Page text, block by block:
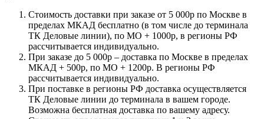
Стоимость доставки при заказе от 5 000р по Москве в
пределах МКАД бесплатно (в том числе до терминала
ТК Деловые линии), по МО + 1000р, в регионы РФ
рассчитывается индивидуально.
При заказе до 5 000р – доставка по Москве в пределах
МКАД + 500р, по МО + 1200р. В регионы РФ
рассчитывается индивидуально.
При поставке в регионы РФ доставка осуществляется
ТК Деловые линии до терминала в вашем городе.
Возможна бесплатная доставка по вашему адресу.